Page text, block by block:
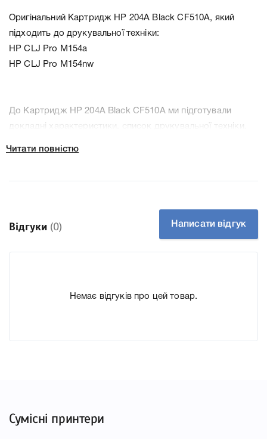
Оригінальний Картридж HP 204A Black CF510A, який
підходить до друкувальної техніки:
HP CLJ Pro M154a
HP CLJ Pro M154nw
До Картридж HP 204A Black CF510A ми підготували
докладні характеристики, список друкувальної техніки,
Читати повністю
Відгуки (0) Написати відгук
Немає відгуків про цей товар.
Сумісні принтери